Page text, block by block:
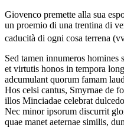
Giovenco premette alla sua
un proemio di una trentina di
caducità di ogni cosa terrena
Sed tamen innumeros homines
et virtutis honos in tempora
adcumulant quorum famam
Hos celsi cantus, Smyrnae de
illos Minciadae celebrat
Nec minor ipsorum discurrit
quae manet aeternae similis,